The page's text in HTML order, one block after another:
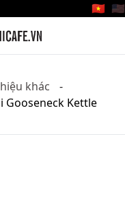
🇻🇳 🇺🇸
khác
Gooseneck Kettle